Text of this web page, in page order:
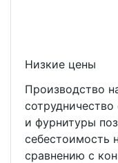
Низкие цены
Производство
и фурнитуры
себестоимость
сравнению с